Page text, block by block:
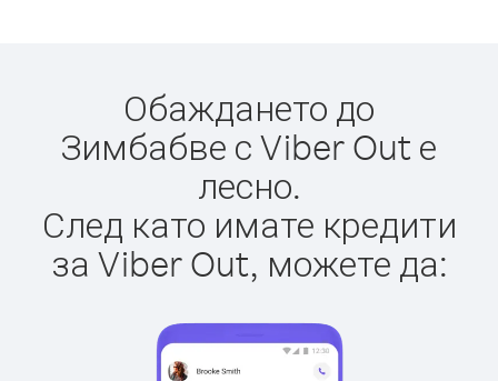
Обаждането до
Зимбабве с Viber Out е
лесно.
След като имате кредити
за Viber Out, можете да: